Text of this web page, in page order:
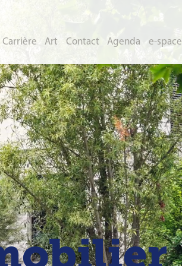
Carrière Art Contact Agenda e-space